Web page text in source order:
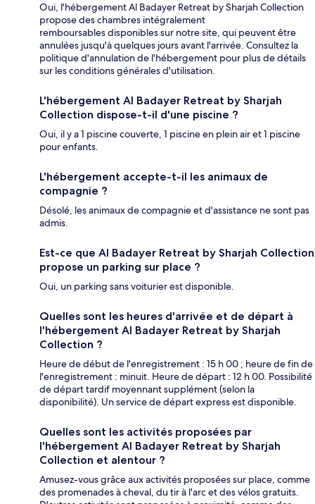
Oui, l'hébergement Al Badayer Retreat by Sharjah Collection
propose des chambres intégralement
remboursables disponibles sur notre site, qui peuvent être
annulées jusqu'à quelques jours avant l'arrivée. Consultez la
politique d'annulation de l'hébergement pour plus de détails
sur les conditions générales d'utilisation.
L'hébergement Al Badayer Retreat by Sharjah
Collection dispose-t-il d'une piscine ?
Oui, il y a 1 piscine couverte, 1 piscine en plein air et 1 piscine
pour enfants.
L'hébergement accepte-t-il les animaux de
compagnie ?
Désolé, les animaux de compagnie et d'assistance ne sont pas
admis.
Est-ce que Al Badayer Retreat by Sharjah Collection
propose un parking sur place ?
Oui, un parking sans voiturier est disponible.
Quelles sont les heures d'arrivée et de départ à
l'hébergement Al Badayer Retreat by Sharjah
Collection ?
Heure de début de l'enregistrement : 15 h 00 ; heure de fin de
l'enregistrement : minuit. Heure de départ : 12 h 00. Possibilité
de départ tardif moyennant supplément (selon la
disponibilité). Un service de départ express est disponible.
Quelles sont les activités proposées par
l'hébergement Al Badayer Retreat by Sharjah
Collection et alentour ?
Amusez-vous grâce aux activités proposées sur place, comme
des promenades à cheval, du tir à l'arc et des vélos gratuits.